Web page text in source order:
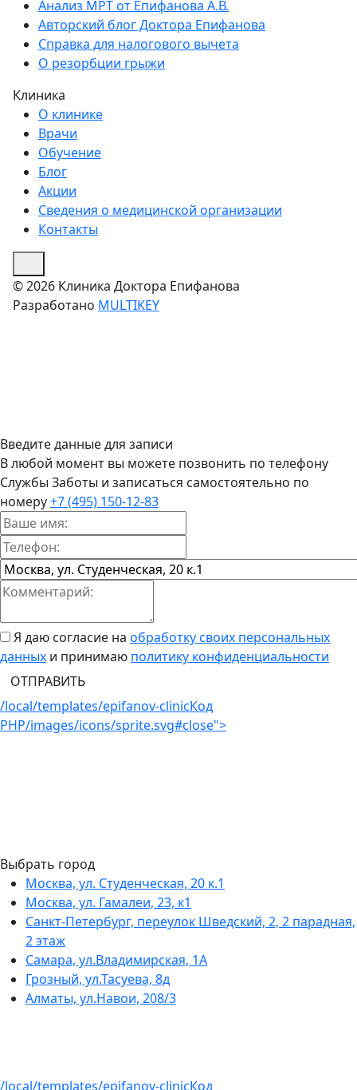
Анализ МРТ от Епифанова А.В.
Авторский блог Доктора Епифанова
Справка для налогового вычета
О резорбции грыжи
Клиника
О клинике
Врачи
Обучение
Блог
Акции
Сведения о медицинской организации
Контакты
© 2026 Клиника Доктора Епифанова
Разработано MULTIKEY
Введите данные для записи
В любой момент вы можете позвонить по телефону
Службы Заботы и записаться самостоятельно по
номеру+7 (495) 150-12-83
Я даю согласие на обработку своих персональных
данных и принимаю политику конфиденциальности
ОТПРАВИТЬ
/local/templates/epifanov-clinicКод
PHP/images/icons/sprite.svg#close">
Выбрать город
Москва, ул. Студенческая, 20 к.1
Москва, ул. Гамалеи, 23, к1
Санкт-Петербург, переулок Шведский, 2, 2 парадная,
2 этаж
Самара, ул.Владимирская, 1А
Грозный, ул.Тасуева, 8д
Алматы, ул.Навои, 208/3
/local/templates/epifanov-clinicКод